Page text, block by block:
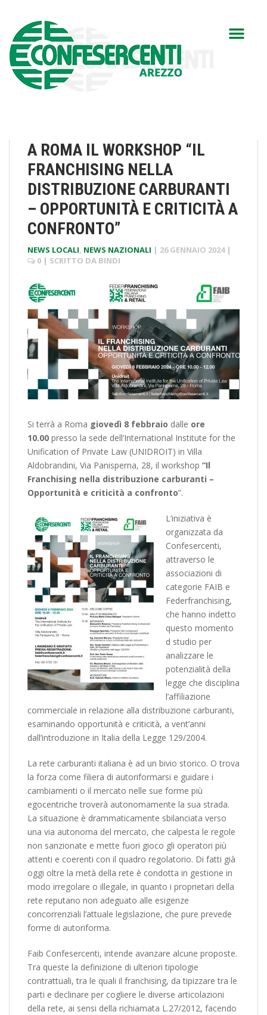
A ROMA IL WORKSHOP “IL
FRANCHISING NELLA
DISTRIBUZIONE CARBURANTI
– OPPORTUNITÀ E CRITICITÀ A
CONFRONTO”
NEWS LOCALI, NEWS NAZIONALI | 26 GENNAIO 2024 |
0 | SCRITTO DA BINDI
Si terrà a Roma giovedì 8 febbraio dalle ore
10.00 presso la sede dell’International Institute for the
Unification of Private Law (UNIDROIT) in Villa
Aldobrandini, Via Panisperna, 28, il workshop “Il
Franchising nella distribuzione carburanti –
Opportunità e criticità a confronto”.
L’iniziativa è
organizzata da
Confesercenti,
attraverso le
associazioni di
categorie FAIB e
Federfranchising,
che hanno indetto
questo momento
d studio per
analizzare le
potenzialità della
legge che disciplina
l’affiliazione
commerciale in relazione alla distribuzione carburanti,
esaminando opportunità e criticità, a vent’anni
dall’introduzione in Italia della Legge 129/2004.
La rete carburanti italiana è ad un bivio storico. O trova
la forza come filiera di autoriformarsi e guidare i
cambiamenti o il mercato nelle sue forme più
egocentriche troverà autonomamente la sua strada.
La situazione è drammaticamente sbilanciata verso
una via autonoma del mercato, che calpesta le regole
non sanzionate e mette fuori gioco gli operatori più
attenti e coerenti con il quadro regolatorio. Di fatti già
oggi oltre la metà della rete è condotta in gestione in
modo irregolare o illegale, in quanto i proprietari della
rete reputano non adeguato alle esigenze
concorrenziali l’attuale legislazione, che pure prevede
forme di autoriforma.
Faib Confesercenti, intende avanzare alcune proposte.
Tra queste la definizione di ulteriori tipologie
contrattuali, tra le quali il franchising, da tipizzare tra le
parti e declinare per cogliere le diverse articolazioni
della rete, ai sensi della richiamata L.27/2012, facendo